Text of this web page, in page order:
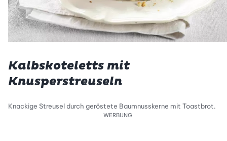
Kalbskoteletts mit
Knusperstreuseln
Knackige Streusel durch geröstete Baumnusskerne mit Toastbrot.
WERBUNG